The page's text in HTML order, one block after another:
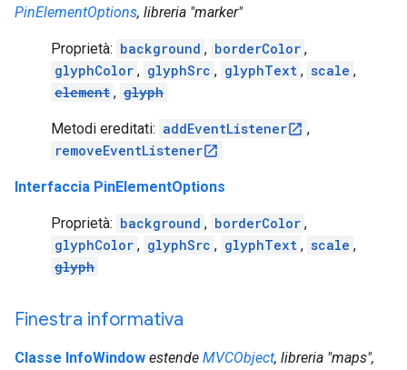
PinElementOptions, libreria "marker"
Proprietà: background , borderColor ,
glyphColor , glyphSrc , glyphText , scale ,
element , glyph
Metodi ereditati: addEventListener
,
removeEventListener
Interfaccia PinElementOptions
Proprietà: background , borderColor ,
glyphColor , glyphSrc , glyphText , scale ,
glyph
Finestra informativa
Classe InfoWindow estende MVCObject, libreria "maps",